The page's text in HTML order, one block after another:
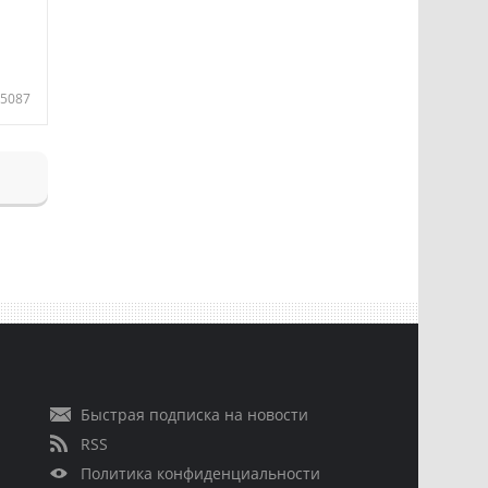
5087
Быстрая подписка на новости
RSS
Политика конфиденциальности